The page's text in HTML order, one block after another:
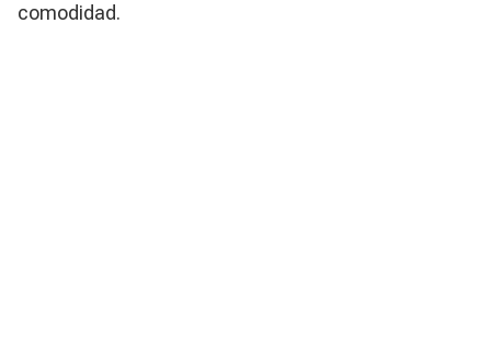
comodidad.